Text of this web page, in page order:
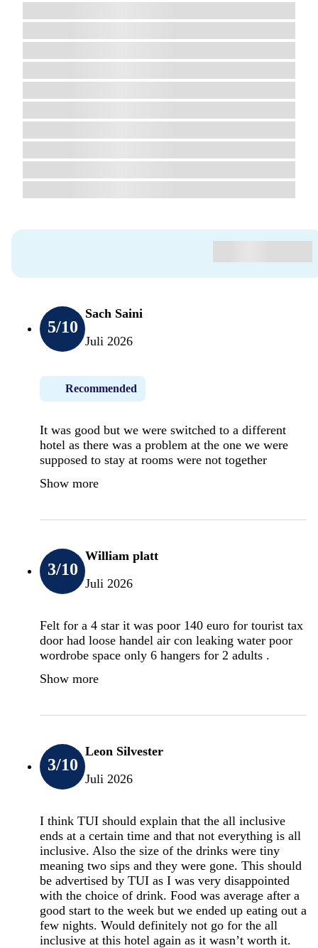
5/10
Sach Saini
Juli 2026
Recommended
It was good but we were switched to a different
hotel as there was a problem at the one we were
supposed to stay at rooms were not together
Show more
3/10
William platt
Juli 2026
Felt for a 4 star it was poor 140 euro for tourist tax
door had loose handel air con leaking water poor
wordrobe space only 6 hangers for 2 adults .
Show more
3/10
Leon Silvester
Juli 2026
I think TUI should explain that the all inclusive
ends at a certain time and that not everything is all
inclusive. Also the size of the drinks were tiny
meaning two sips and they were gone. This should
be advertised by TUI as I was very disappointed
with the choice of drink. Food was average after a
good start to the week but we ended up eating out a
few nights. Would definitely not go for the all
inclusive at this hotel again as it wasn’t worth it.